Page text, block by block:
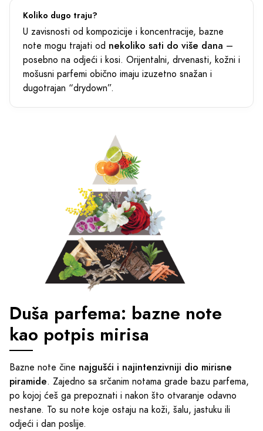
Koliko dugo traju?
U zavisnosti od kompozicije i koncentracije, bazne
note mogu trajati od nekoliko sati do više dana –
posebno na odjeći i kosi. Orijentalni, drvenasti, kožni i
mošusni parfemi obično imaju izuzetno snažan i
dugotrajan “drydown”.
Duša parfema: bazne note
kao potpis mirisa
Bazne note čine najgušći i najintenzivniji dio mirisne
piramide. Zajedno sa srčanim notama grade bazu parfema,
po kojoj ćeš ga prepoznati i nakon što otvaranje odavno
nestane. To su note koje ostaju na koži, šalu, jastuku ili
odjeći i dan poslije.